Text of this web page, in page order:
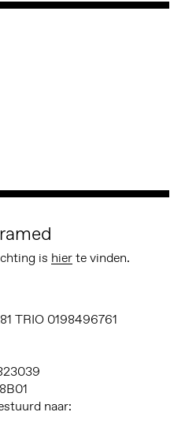
is hierte vinden.
TRIO 0198496761
naar: